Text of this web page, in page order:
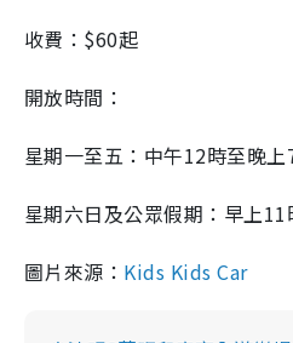
收費： $60起
開放時間：
星期一至五：中午12時至晚上
星期六日及公眾假期：早上11
圖片來源： Kids Kids Car